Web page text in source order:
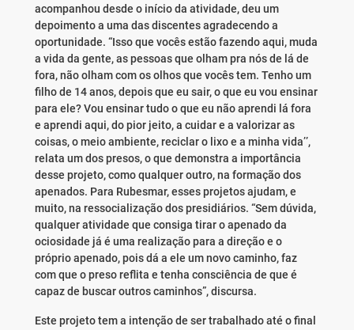
acompanhou desde o início da atividade, deu um
depoimento a uma das discentes agradecendo a
oportunidade. “Isso que vocês estão fazendo aqui, muda
a vida da gente, as pessoas que olham pra nós de lá de
fora, não olham com os olhos que vocês tem. Tenho um
filho de 14 anos, depois que eu sair, o que eu vou ensinar
para ele? Vou ensinar tudo o que eu não aprendi lá fora
e aprendi aqui, do pior jeito, a cuidar e a valorizar as
coisas, o meio ambiente, reciclar o lixo e a minha vida’’,
relata um dos presos, o que demonstra a importância
desse projeto, como qualquer outro, na formação dos
apenados. Para Rubesmar, esses projetos ajudam, e
muito, na ressocialização dos presidiários. “Sem dúvida,
qualquer atividade que consiga tirar o apenado da
ociosidade já é uma realização para a direção e o
próprio apenado, pois dá a ele um novo caminho, faz
com que o preso reflita e tenha consciência de que é
capaz de buscar outros caminhos”, discursa.
Este projeto tem a intenção de ser trabalhado até o final